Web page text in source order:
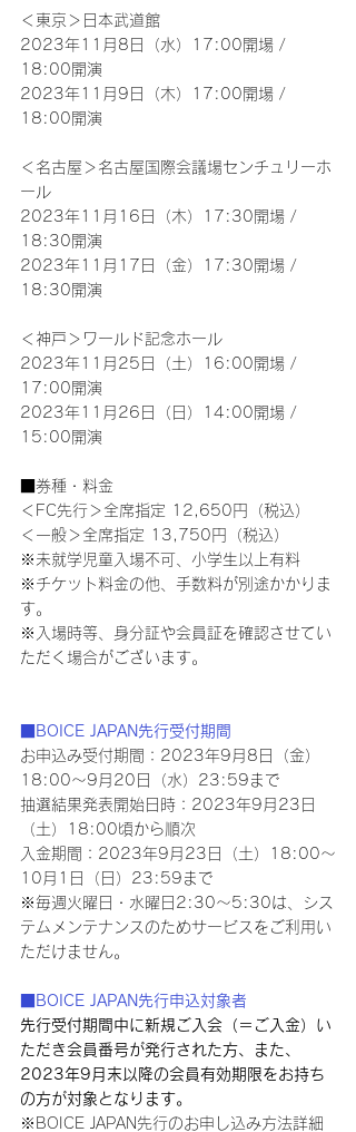
＜東京＞日本武道館
2023年11月8日（水）17:00開場 /
18:00開演
2023年11月9日（木）17:00開場 /
18:00開演
＜名古屋＞名古屋国際会議場センチュリーホ
ール
2023年11月16日（木）17:30開場 /
18:30開演
2023年11月17日（金）17:30開場 /
18:30開演
＜神戸＞ワールド記念ホール
2023年11月25日（土）16:00開場 /
17:00開演
2023年11月26日（日）14:00開場 /
15:00開演
■券種・料金
＜FC先行＞全席指定 12,650円（税込）
＜一般＞全席指定 13,750円（税込）
※未就学児童入場不可、小学生以上有料
※チケット料金の他、手数料が別途かかりま
す。
※入場時等、身分証や会員証を確認させてい
ただく場合がございます。
■BOICE JAPAN先行受付期間
お申込み受付期間：2023年9月8日（金）
18:00～9月20日（水）23:59まで
抽選結果発表開始日時：2023年9月23日
（土）18:00頃から順次
入金期間：2023年9月23日（土）18:00～
10月1日（日）23:59まで
※毎週火曜日・水曜日2:30～5:30は、シス
テムメンテナンスのためサービスをご利用い
ただけません。
■BOICE JAPAN先行申込対象者
先行受付期間中に新規ご入会（＝ご入金）い
ただき会員番号が発行された方、また、
2023年9月末以降の会員有効期限をお持ち
の方が対象となります。
※BOICE JAPAN先行のお申し込み方法詳細